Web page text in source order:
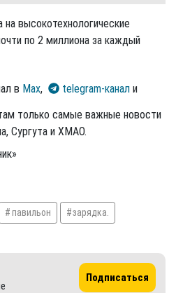
высокотехнологические
по 2 миллиона за каждый
в Max, telegram-канал и
только самые важные новости
Сургута и ХМАО.
павильон зарядка.
Подписаться